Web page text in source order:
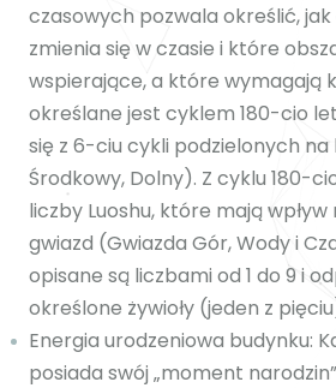
czasowych pozwala określić,
zmienia się w czasie i które
wspierające, a które wymagają
określane jest cyklem 180-cio
się z 6-ciu cykli podzielonych na
Środkowy, Dolny). Z cyklu 180-
liczby Luoshu, które mają
gwiazd (Gwiazda Gór, Wody i
opisane są liczbami od 1 do 9 i
określone żywioły (jeden z
Energia urodzeniowa budynku:
posiada swój „moment